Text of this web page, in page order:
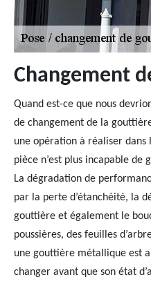
Changement
Quand est-ce que nous
de changement de la
une opération à réaliser
pièce n’est plus incapable
La dégradation de
par la perte d’étanchéité, la
gouttière et également le
poussières, des feuilles
une gouttière métallique est
changer avant que son état